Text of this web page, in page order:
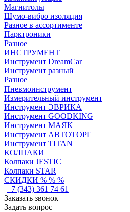
Магнитолы
Шумо-вибро изоляция
Разное в ассортименте
Парктроники
Разное
ИНСТРУМЕНТ
Инструмент DreamCar
Инструмент разный
Разное
Пневмоинструмент
Измерительный инструмент
Инструмент ЭВРИКА
Инструмент GOODKING
Инструмент МАЯК
Инструмент АВТОТОРГ
Инструмент TITAN
КОЛПАКИ
Колпаки JESTIC
Колпаки STAR
СКИДКИ % % %
+7 (343) 361 74 61
Заказать звонок
Задать вопрос